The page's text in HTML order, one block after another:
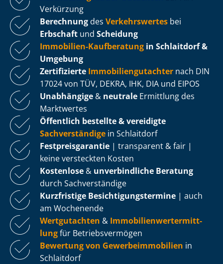
Verkürzung
Berechnung des Verkehrswertes bei
Erbschaft und Scheidung
Immobilien-Kaufberatung in Schlaitdorf &
Umgebung
Zertifizierte Im­mo­bi­li­en­gut­ach­ter nach DIN
17024 von TÜV, DEKRA, IHK, DIA und EIPOS
Unabhängige & neutrale Ermittlung des
Marktwertes
Öffentlich bestellte & vereidigte
Sachverständige in Schlaitdorf
Fest­preis­ga­ran­tie | transparent & fair |
keine versteckten Kosten
Kostenlose & unverbindliche Beratung
durch Sachverständige
Kurzfristige Be­sich­ti­gungs­ter­mi­ne | auch
am Wochenende
Wertgutachten & Im­mo­bi­li­en­wert­ermitt­
lungfür Be­triebs­ver­mö­gen
Bewertung von Ge­wer­be­im­mo­bi­li­en in
Schlaitdorf